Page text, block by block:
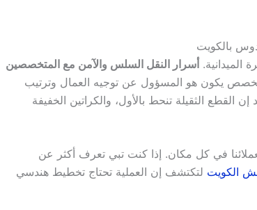
بالكويت
الميدانية. أسرار النقل السلس والآمن مع المتخصصين
يكون هو المسؤول عن توجيه العمال وترتيب
القطع الثقيلة تنحط بالأول، والكراتين الخفيفة
في كل مكان. إذا كنت تبي تعرف أكثر عن
الكويت لتكتشف إن العملية تحتاج تخطيط هندسي